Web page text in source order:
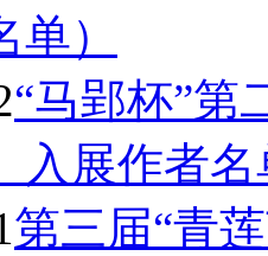
单）
“马郢杯”第
入展作者名
第三届“青